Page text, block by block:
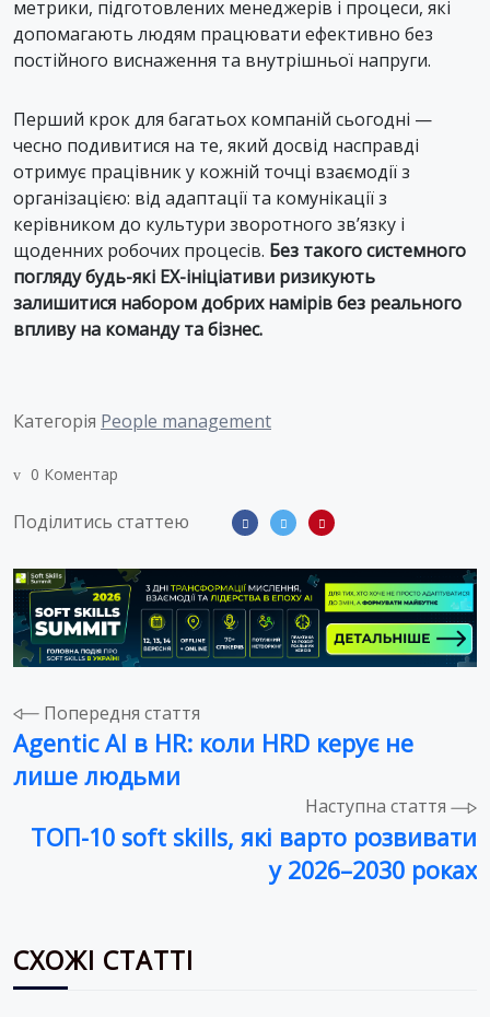
метрики, підготовлених менеджерів і процеси, які
допомагають людям працювати ефективно без
постійного виснаження та внутрішньої напруги.
Перший крок для багатьох компаній сьогодні —
чесно подивитися на те, який досвід насправді
отримує працівник у кожній точці взаємодії з
організацією: від адаптації та комунікації з
керівником до культури зворотного зв’язку і
щоденних робочих процесів. Без такого системного
погляду будь-які EX-ініціативи ризикують
залишитися набором добрих намірів без реального
впливу на команду та бізнес.
Категорія People management
0 Коментар
Поділитись статтею
Навігація
записів
Попередня стаття
Agentic AI в HR: коли HRD керує не
лише людьми
Наступна стаття
ТОП-10 soft skills, які варто розвивати
у 2026–2030 роках
СХОЖІ СТАТТІ